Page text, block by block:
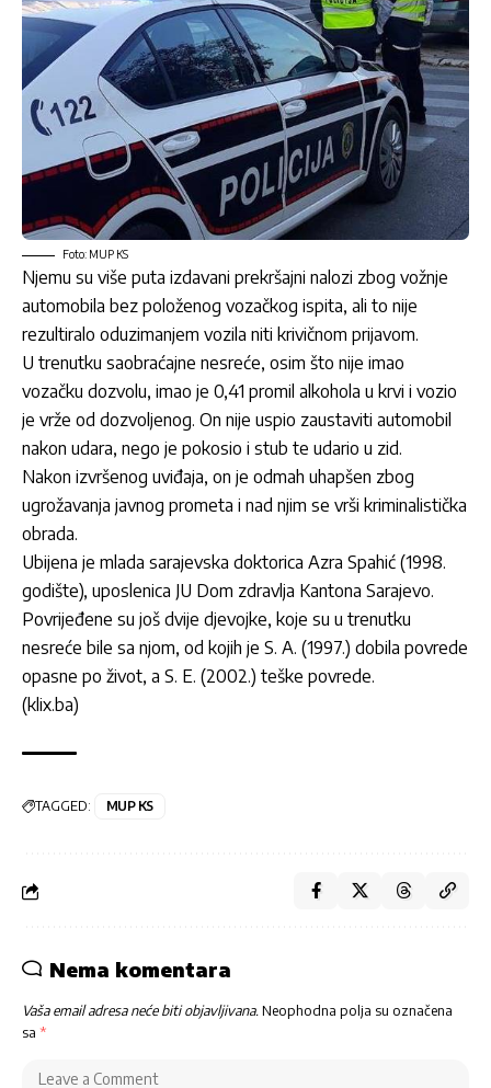
Foto: MUP KS
Njemu su više puta izdavani prekršajni nalozi zbog vožnje
automobila bez položenog vozačkog ispita, ali to nije
rezultiralo oduzimanjem vozila niti krivičnom prijavom.
U trenutku saobraćajne nesreće, osim što nije imao
vozačku dozvolu, imao je 0,41 promil alkohola u krvi i vozio
je vrže od dozvoljenog. On nije uspio zaustaviti automobil
nakon udara, nego je pokosio i stub te udario u zid.
Nakon izvršenog uviđaja, on je odmah uhapšen zbog
ugrožavanja javnog prometa i nad njim se vrši kriminalistička
obrada.
Ubijena je mlada sarajevska doktorica Azra Spahić (1998.
godište), uposlenica JU Dom zdravlja Kantona Sarajevo.
Povrijeđene su još dvije djevojke, koje su u trenutku
nesreće bile sa njom, od kojih je S. A. (1997.) dobila povrede
opasne po život, a S. E. (2002.) teške povrede.
(klix.ba)
TAGGED: MUP KS
Nema komentara
Vaša email adresa neće biti objavljivana. Neophodna polja su označena
sa *